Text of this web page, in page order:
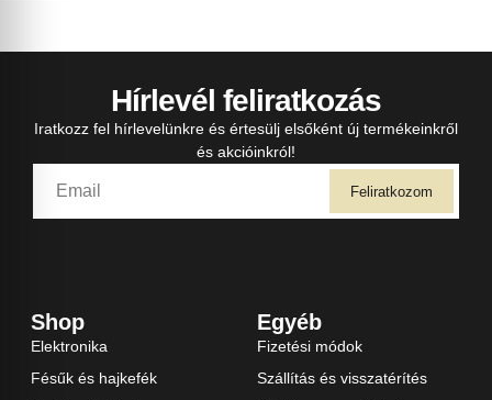
Hírlevél feliratkozás
Iratkozz fel hírlevelünkre és értesülj elsőként új termékeinkről
és akcióinkról!
Feliratkozom
Shop
Elektronika
Fésűk és hajkefék
Egyéb
Fizetési módok
Szállítás és visszatérítés